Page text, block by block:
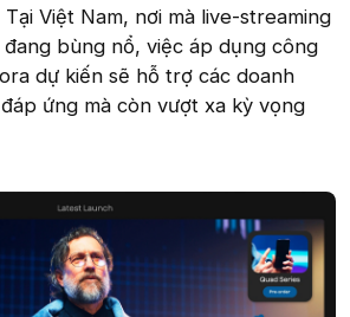
Việt Nam, nơi mà live-streaming
bùng nổ, việc áp dụng công
dự kiến sẽ hỗ trợ các doanh
ứng mà còn vượt xa kỳ vọng